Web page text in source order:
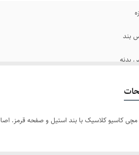
بند
بدنه
کاسیو کلاسیک با بند استیل و صفحه قرمز.